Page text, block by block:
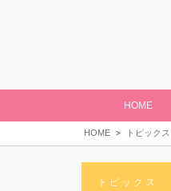
HOME
HOME トピックス
トピックス